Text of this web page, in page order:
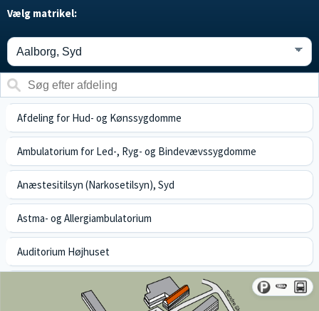
Vælg matrikel:
Afdeling for Hud- og Kønssygdomme
Ambulatorium for Led-, Ryg- og Bindevævssygdomme
Anæstesitilsyn (Narkosetilsyn), Syd
Astma- og Allergiambulatorium
Auditorium Højhuset